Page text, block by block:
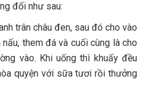
đối như sau:
trân châu đen, sau đó cho vào
them đá và cuối cùng là cho
vào. Khi uống thì khuấy đều
quyện với sữa tươi rồi thưởng